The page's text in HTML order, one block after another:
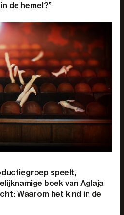
de hemel?”
speelt,
boek van Aglaja
Waarom het kind in de